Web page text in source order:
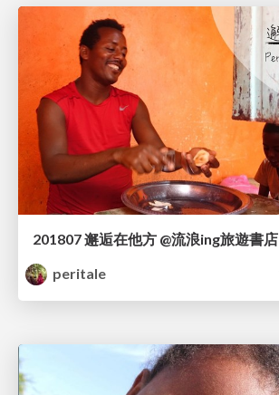
201807 邂逅在他方 @流浪ing旅遊書店
peritale